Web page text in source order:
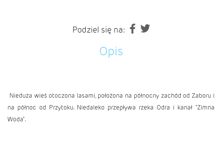
Podziel się na:
Opis
Nieduża wieś otoczona lasami, położona na północny zachód odZaboru i
na północ od Przytoku. Niedaleko przepływa rzeka Odra i kanał "Zimna
Woda".